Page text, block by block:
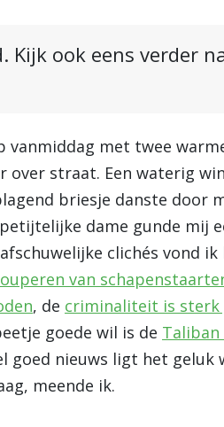
Kijk ook eens verder
vanmiddag met twee
over straat. Een waterig
briesje danste door
dame gunde mij
clichés vond
van
, de criminaliteit is sterk
goede wil is de Taliban
goed nieuws ligt het
meende ik.